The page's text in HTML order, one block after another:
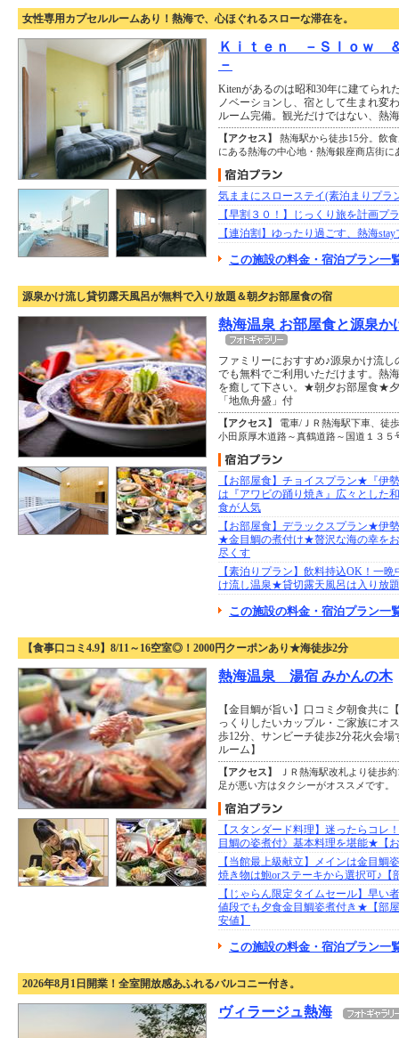
女性専用カプセルルームあり！熱海で、心ほぐれるスローな滞在を。
Ｋｉｔｅｎ －Ｓｌｏｗ
－
Kitenがあるのは昭和30年に建てられ
ノベーションし、宿として生まれ変
ルーム完備。観光だけではない、熱
【アクセス】
熱海駅から徒歩15分。飲
にある熱海の中心地・熱海銀座商店街
気ままにスローステイ(素泊まりプラ
【早割３０！】じっくり旅を計画プ
【連泊割】ゆったり過ごす、熱海
この施設の料金・宿泊プラン
源泉かけ流し貸切露天風呂が無料で入り放題＆朝夕お部屋食の宿
熱海温泉 お部屋食と源泉か
ファミリーにおすすめ♪源泉かけ流
でも無料でご利用いただけます。熱
を癒して下さい。★朝夕お部屋食★
「地魚舟盛」付
【アクセス】
電車/ＪＲ熱海駅下車、徒
小田原厚木道路～真鶴道路～国道１３５
【お部屋食】チョイスプラン★『伊
は『アワビの踊り焼き』広々とした
食が人気
【お部屋食】デラックスプラン★伊
★金目鯛の煮付け★贅沢な海の幸を
尽くす
【素泊りプラン】飲料持込OK！一
け流し温泉★貸切露天風呂は入り放
この施設の料金・宿泊プラン
【食事口コミ4.9】8/11～16空室◎！2000円クーポンあり★海徒歩2分
熱海温泉 湯宿 みかんの木
【金目鯛が旨い】口コミ夕朝食共に
っくりしたいカップル・ご家族にオ
歩12分、サンビーチ徒歩2分花火会
ルーム】
【アクセス】
ＪＲ熱海駅改札より徒歩
足が悪い方はタクシーがオススメです。
【スタンダード料理】迷ったらコレ
目鯛の姿煮付》基本料理を堪能★【
【当館最上級献立】メインは金目鯛
焼き物は鮑orステーキから選択可♪【
【じゃらん限定タイムセール】早い
値段でも夕食金目鯛姿煮付き★【部
安値】
この施設の料金・宿泊プラン
2026年8月1日開業！全室開放感あふれるバルコニー付き。
ヴィラージュ熱海